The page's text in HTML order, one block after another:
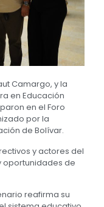
Camargo, y la
en Educación
en el Foro
por la
de Bolívar.
y actores del
oportunidades de
reafirma su